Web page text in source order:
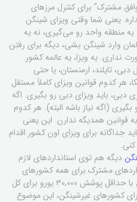
مشترک” برای کنترل مرزهای
یعنی شما وقتی ویزای شینگن
منطقه واحد رو می‌گیری، نه یه
وارد شینگن بشی، دیگه برای رفتن
نداری. یه ویزا، یه عالمه کشور.
تایلند، ارمنستان، یا حتی
هر کدوم قوانین ویزای کاملاً مستقل
باید ویزای دبی رو بگیری. اگه
بگیری (اگه نیاز باشه البته). هر کدوم
قوانین همدیگه ندارن. این یعنی
جداگانه برای ویزای اون کشور اقدام
دیگه هم توی استانداردهای لازم
مشترک برای همه کشورهای
عضو تعیین کرده. مثلاً، بیمه مسافرتی با حداقل پوشش ۳۰,۰۰۰ یورو برای کل
کشورهای غیرشینگن، این موضوع